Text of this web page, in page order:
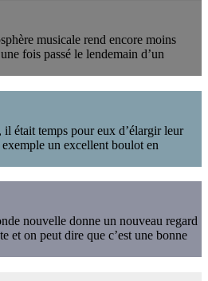
musicale rend encore moins
fois passé le lendemain d’un
était temps pour eux d’élargir leur
un excellent boulot en
nouvelle donne un nouveau regard
et on peut dire que c’est une bonne